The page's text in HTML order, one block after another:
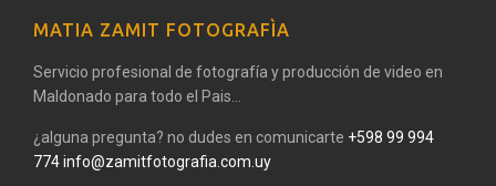
MATIA ZAMIT FOTOGRAFÌA
Servicio profesional de fotografía y producción de video en
Maldonado para todo el Pais...
¿alguna pregunta? no dudes en comunicarte +598 99 994
774info@zamitfotografia.com.uy